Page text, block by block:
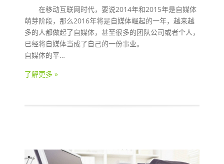
在移动互联网时代，要说2014年和2015年是自媒体
萌芽阶段，那么2016年将是自媒体崛起的一年，越来越
多的人都做起了自媒体，甚至很多的团队公司或者个人，
已经将自媒体当成了自己的一份事业。
自媒体的平…
了解更多 »